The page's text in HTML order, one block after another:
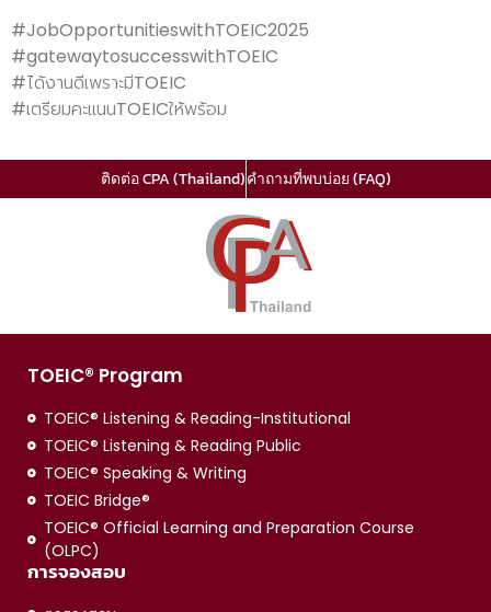
#JobOpportunitieswithTOEIC2025
#gatewaytosuccesswithTOEIC
#ได้งานดีเพราะมีTOEIC
#เตรียมคะแนนTOEICให้พร้อม
ติดต่อ CPA (Thailand)คำถามที่พบบ่อย (FAQ)
TOEIC® Program
TOEIC® Listening & Reading-Institutional
TOEIC® Listening & Reading Public
TOEIC® Speaking & Writing
TOEIC Bridge®
TOEIC® Official Learning and Preparation Course
(OLPC)
การจองสอบ